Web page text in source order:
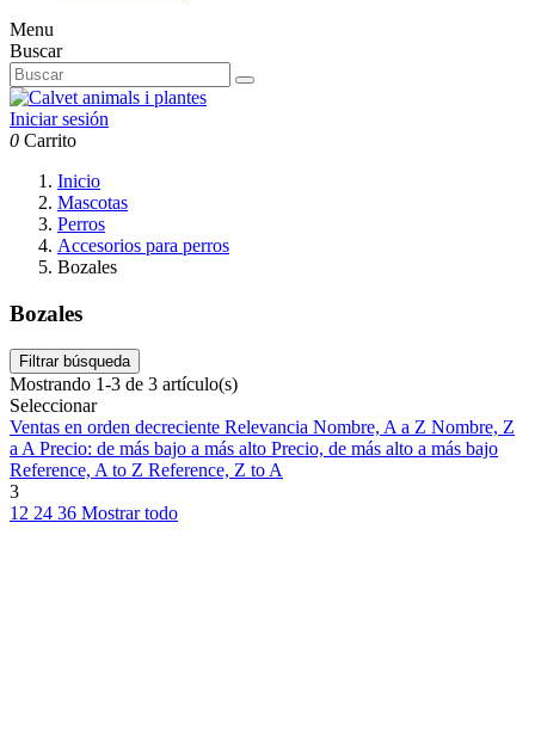
Menu
Buscar
Iniciar sesión
0 Carrito
Inicio
Mascotas
Perros
Accesorios para perros
Bozales
Bozales
Filtrar búsqueda
Mostrando 1-3 de 3 artículo(s)
Seleccionar
Ventas en orden decreciente Relevancia Nombre, A a Z Nombre, Z
a APrecio: de más bajo a más alto Precio, de más alto a más bajo
Reference, A to Z Reference, Z to A
3
12 24 36 Mostrar todo